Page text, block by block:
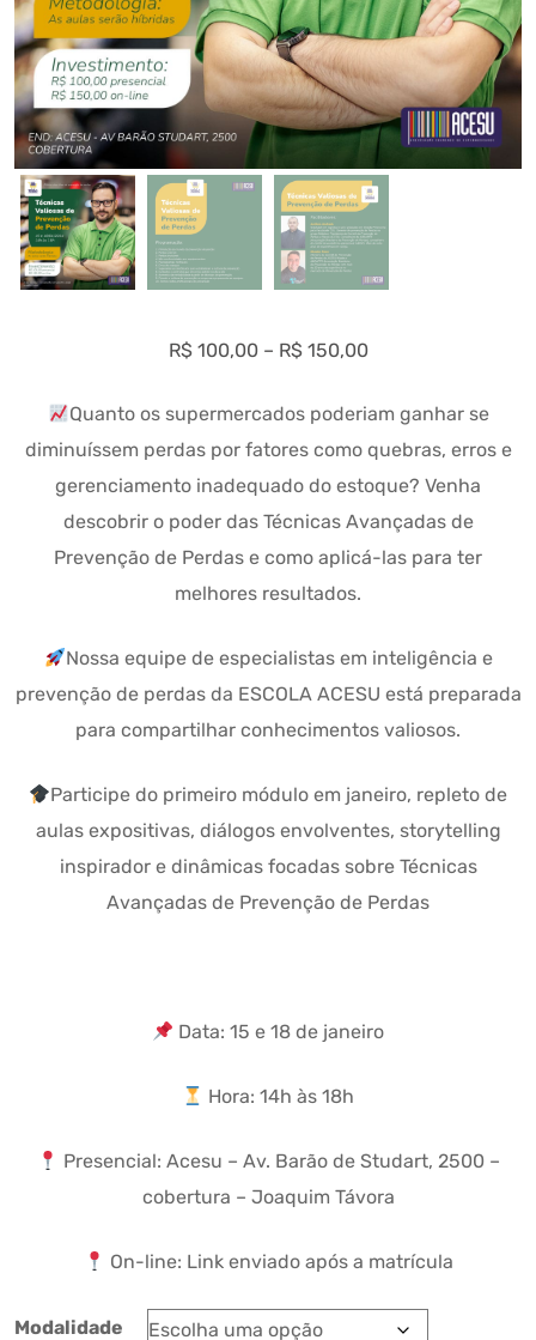
R$100,00 – R$150,00Price
R$ 100,00
through
R$ 150,00
Quanto os supermercados poderiam ganhar se
diminuíssem perdas por fatores como quebras, erros e
gerenciamento inadequado do estoque? Venha
descobrir o poder das Técnicas Avançadas de
Prevenção de Perdas e como aplicá-las para ter
melhores resultados.
Nossa equipe de especialistas em inteligência e
prevenção de perdas da ESCOLA ACESU está preparada
para compartilhar conhecimentos valiosos.
Participe do primeiro módulo em janeiro, repleto de
aulas expositivas, diálogos envolventes, storytelling
inspirador e dinâmicas focadas sobre Técnicas
Avançadas de Prevenção de Perdas
Data: 15 e 18 de janeiro
Hora: 14h às 18h
Presencial: Acesu – Av. Barão de Studart, 2500 –
cobertura – Joaquim Távora
On-line: Link enviado após a matrícula
Modalidade